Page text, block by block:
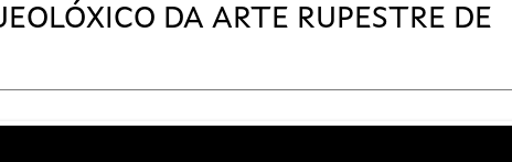
DA ARTE RUPESTRE DE